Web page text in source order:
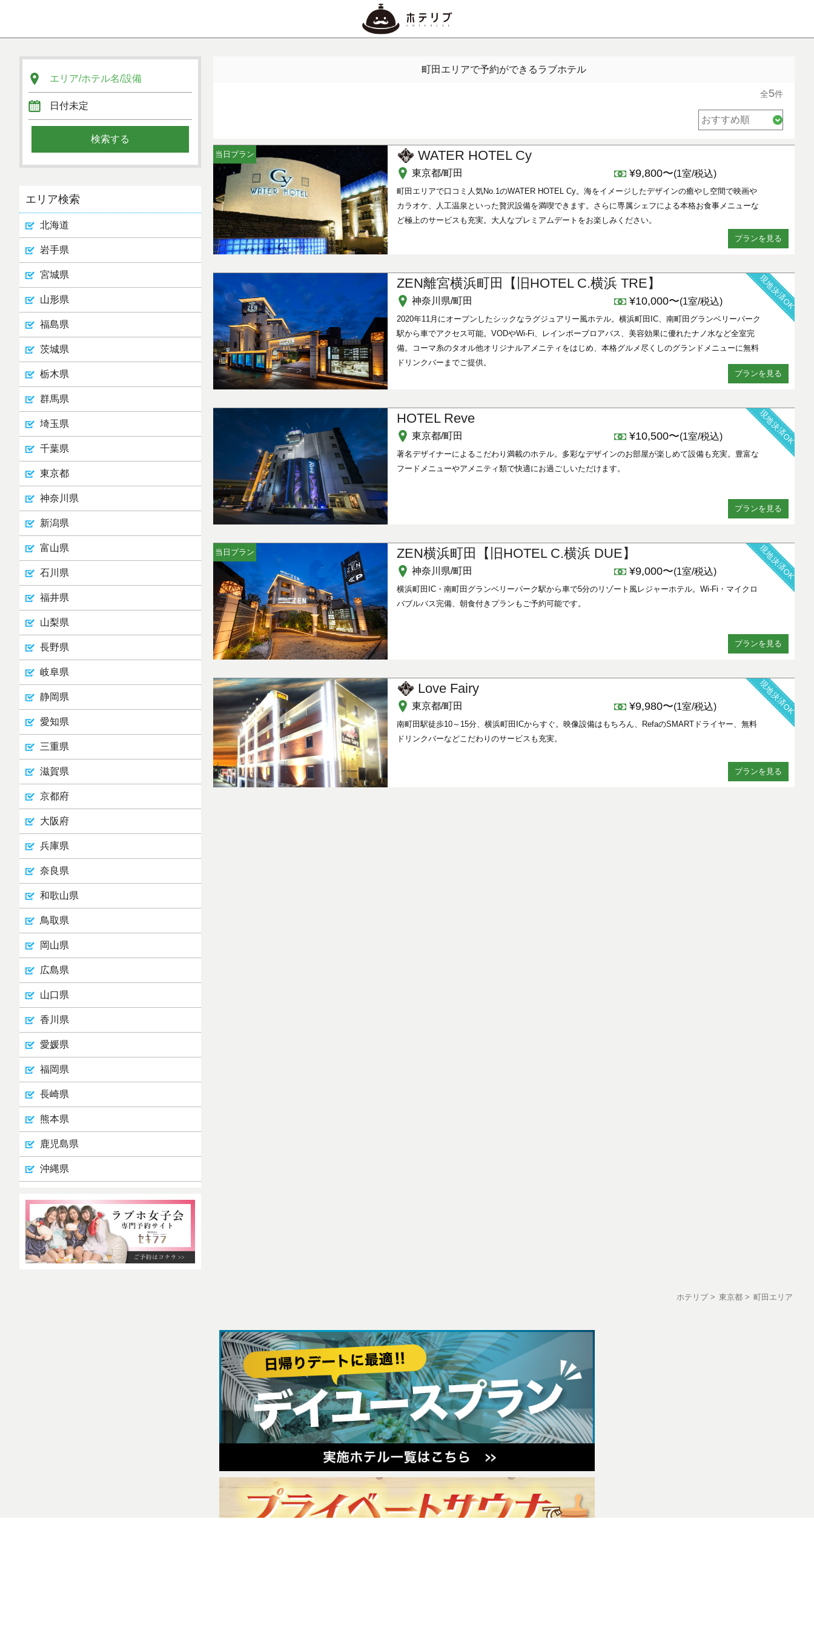
町田エリアで予約ができるラブホテル
全5件
WATER HOTEL Cy
東京都/町田 ¥9,800〜(1室/税込)
町田エリアで口コミ人気No.1のWATER HOTEL Cy。海をイメージしたデザインの癒やし空間で映画や
カラオケ、人工温泉といった贅沢設備を満喫できます。さらに専属シェフによる本格お食事メニューな
ど極上のサービスも充実。大人なプレミアムデートをお楽しみください。
プランを見る
当日プラン
ZEN離宮横浜町田【旧HOTEL C.横浜 TRE】
神奈川県/町田 ¥10,000〜(1室/税込)
2020年11月にオープンしたシックなラグジュアリー風ホテル。横浜町田IC、南町田グランベリーパーク
駅から車でアクセス可能。VODやWi-Fi、レインボーブロアバス、美容効果に優れたナノ水など全室完
備。コーマ糸のタオル他オリジナルアメニティをはじめ、本格グルメ尽くしのグランドメニューに無料
ドリンクバーまでご提供。
プランを見る
現地決済OK
HOTEL Reve
東京都/町田 ¥10,500〜(1室/税込)
著名デザイナーによるこだわり満載のホテル。多彩なデザインのお部屋が楽しめて設備も充実。豊富な
フードメニューやアメニティ類で快適にお過ごしいただけます。
プランを見る
現地決済OK
ZEN横浜町田【旧HOTEL C.横浜 DUE】
神奈川県/町田 ¥9,000〜(1室/税込)
横浜町田IC・南町田グランベリーパーク駅から車で5分のリゾート風レジャーホテル。Wi-Fi・マイクロ
バブルバス完備、朝食付きプランもご予約可能です。
プランを見る
当日プラン 現地決済OK
Love Fairy
東京都/町田 ¥9,980〜(1室/税込)
南町田駅徒歩10～15分、横浜町田ICからすぐ。映像設備はもちろん、RefaのSMARTドライヤー、無料
ドリンクバーなどこだわりのサービスも充実。
プランを見る
現地決済OK
エリア検索
北海道
岩手県
宮城県
山形県
福島県
茨城県
栃木県
群馬県
埼玉県
千葉県
東京都
神奈川県
新潟県
富山県
石川県
福井県
山梨県
長野県
岐阜県
静岡県
愛知県
三重県
滋賀県
京都府
大阪府
兵庫県
奈良県
和歌山県
鳥取県
岡山県
広島県
山口県
香川県
愛媛県
福岡県
長崎県
熊本県
鹿児島県
沖縄県
ホテリブ 東京都 町田エリア